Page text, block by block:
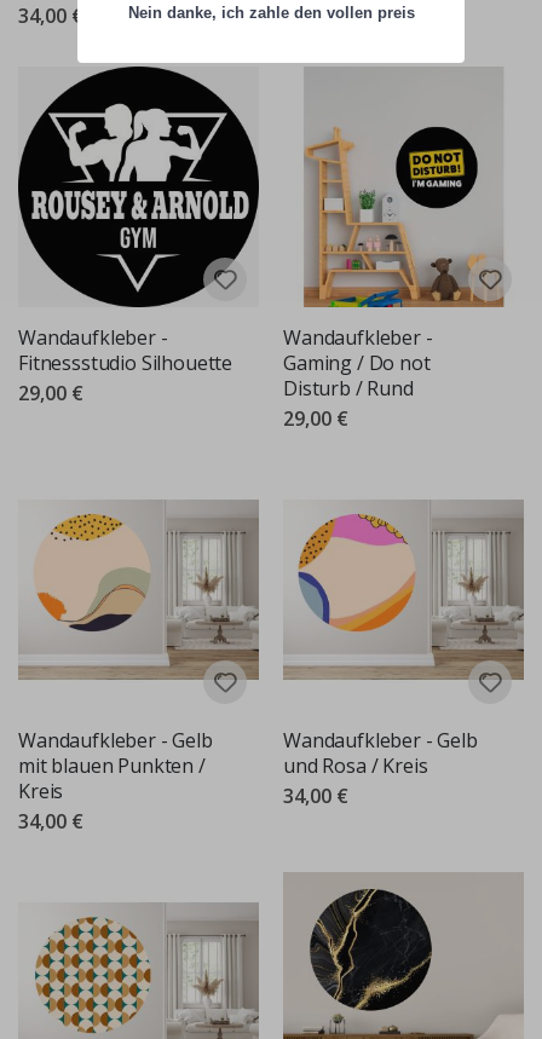
34,00 €
29,00 €
Wandaufkleber -
Fitnessstudio Silhouette
29,00 €
Wandaufkleber -
Gaming / Do not
Disturb / Rund
29,00 €
Wandaufkleber - Gelb
mit blauen Punkten /
Kreis
34,00 €
Wandaufkleber - Gelb
und Rosa / Kreis
34,00 €
Nein danke, ich zahle den vollen preis